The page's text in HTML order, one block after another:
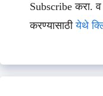
Subscribe करा.
करण्यासाठीयेथे